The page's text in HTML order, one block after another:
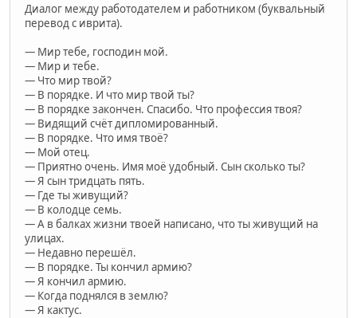
Диалог между работодателем и работником (буквальный
перевод с иврита).
— Мир тебе, господин мой.
— Мир и тебе.
— Что мир твой?
— В порядке. И что мир твой ты?
— В порядке закончен. Спасибо. Что профессия твоя?
— Видящий счёт дипломированный.
— В порядке. Что имя твоё?
— Мой отец.
— Приятно очень. Имя моё удобный. Сын сколько ты?
— Я сын тридцать пять.
— Где ты живущий?
— В колодце семь.
— А в балках жизни твоей написано, что ты живущий на
улицах.
— Недавно перешёл.
— В порядке. Ты кончил армию?
— Я кончил армию.
— Когда поднялся в землю?
— Я кактус.